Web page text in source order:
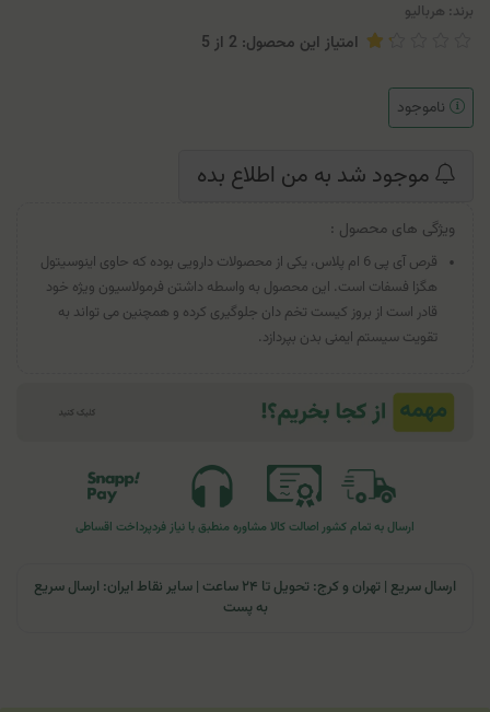
برند: هربالیو
امتیاز این محصول: 2 از 5
ناموجود
موجود شد به من اطلاع بده
ویژگی های محصول :
قرص آی پی 6 ام پلاس، یکی از محصولات دارویی بوده که حاوی اینوسیتول
هگزا فسفات است. این محصول به واسطه داشتن فرمولاسیون ویژه خود
قادر است از بروز کیست تخم دان جلوگیری کرده و همچنین می تواند به
تقویت سیستم ایمنی بدن بپردازد.
ارسال به تمام کشوراصالت کالا مشاوره منطبق با نیاز فردپرداخت اقساطی
ارسال سریع | تهران و کرج: تحویل تا ۲۴ ساعت | سایر نقاط ایران: ارسال سریع
به پست